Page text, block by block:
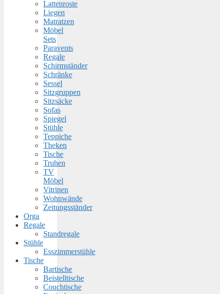
Lattenroste
Liegen
Matratzen
Möbel
Sets
Paravents
Regale
Schirmständer
Schränke
Sessel
Sitzgruppen
Sitzsäcke
Sofas
Spiegel
Stühle
Teppiche
Theken
Tische
Truhen
TV
Möbel
Vitrinen
Wohnwände
Zeitungsständer
Orga
Regale
Standregale
Stühle
Esszimmerstühle
Tische
Bartische
Beistelltische
Couchtische